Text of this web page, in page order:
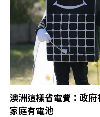
也能省電費。
澳洲這樣省電費：政
家庭有電池